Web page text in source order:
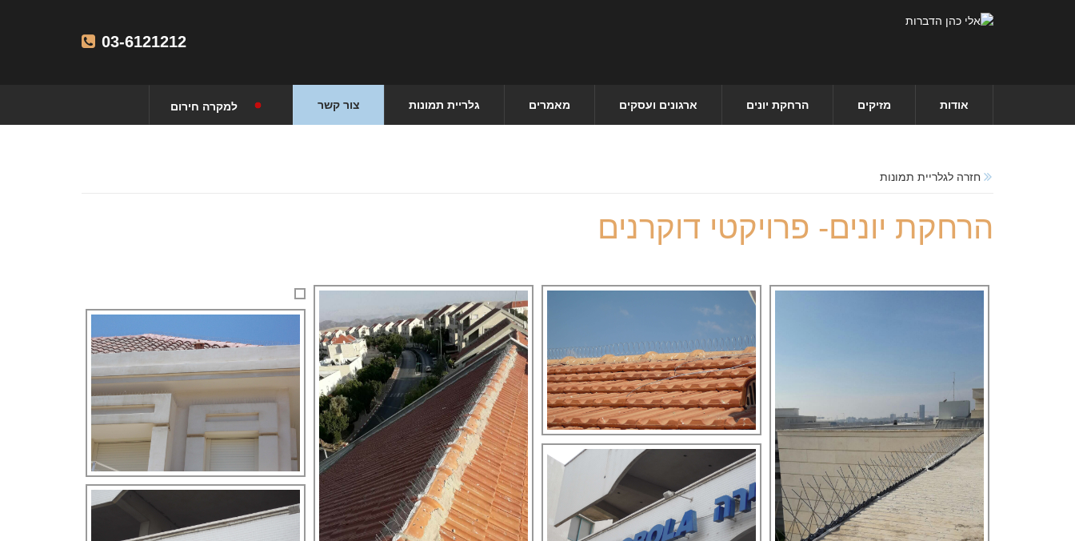
03-6121212
אודות מזיקים הרחקת יונים ארגונים ועסקים מאמרים גלריית תמונות צור קשר למקרה חירום
חזרה לגלריית תמונות
הרחקת יונים- פרויקטי דוקרנים